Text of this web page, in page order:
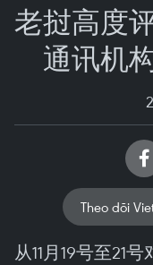
老挝高度
通讯机
Theo dõi
从11月19号至21